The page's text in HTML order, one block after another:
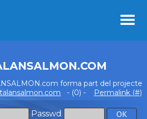
forma part del projecte
- (0) - Permalink (#)
Passwd